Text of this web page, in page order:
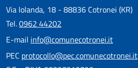
Via Iolanda, 18 - 88836 Cotronei (KR)
Tel.0962 44202
E-mail info@comunecotronei.it
PEC protocollo@pec.comunecotronei.it